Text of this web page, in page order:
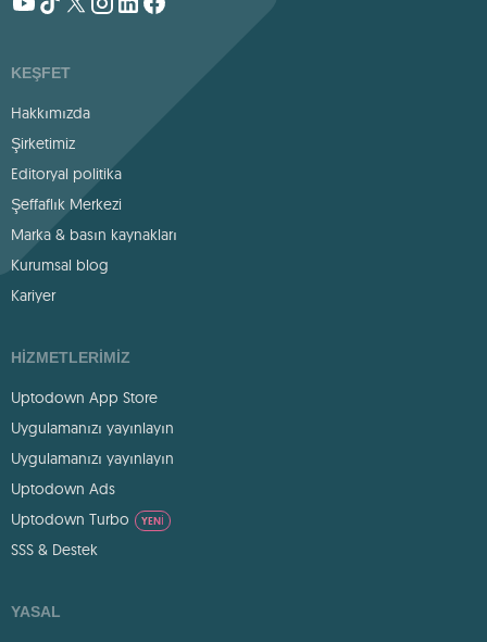
KEŞFET
Hakkımızda
Şirketimiz
Editoryal politika
Şeffaflık Merkezi
Marka & basın kaynakları
Kurumsal blog
Kariyer
HIZMETLERIMIZ
Uptodown App Store
Uygulamanızı yayınlayın
Uygulamanızı yayınlayın
Uptodown Ads
Uptodown Turbo
YENI
SSS & Destek
YASAL